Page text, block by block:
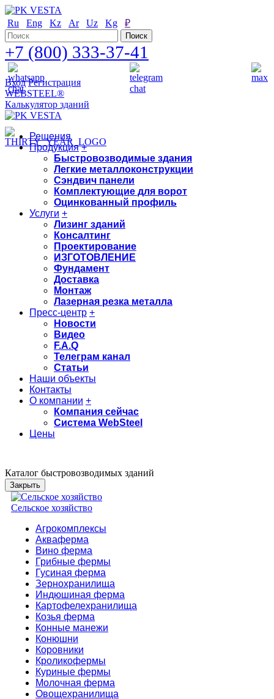
Ru Eng Kz Ar Uz Kg ₽
+7 (800) 333-37-41
Вход Регистрация
WEBSTEEL®
Калькулятор зданий
Решения
Продукция +
Быстровозводимые здания
Легкие металлоконструкции
Сэндвич панели
Комплектующие для ворот
Оцинкованный профиль
Услуги +
Лизинг зданий
Консалтинг
Проектирование
ИЗГОТОВЛЕНИЕ
Фундамент
Доставка
Монтаж
Лазерная резка металла
Пресс-центр +
Новости
Видео
F.A.Q
Телеграм канал
Статьи
Наши объекты
Контакты
О компании +
Компания сейчас
Система WebSteel
Цены
Каталог быстровозводимых зданий
Закрыть
Сельское хозяйство
Агрокомплексы
Акваферма
Вино ферма
Грибные фермы
Гусиная ферма
Зернохранилища
Индюшиная ферма
Картофелехранилища
Козья ферма
Конные манежи
Конюшни
Коровники
Кроликофермы
Куриные фермы
Молочная ферма
Овощехранилища